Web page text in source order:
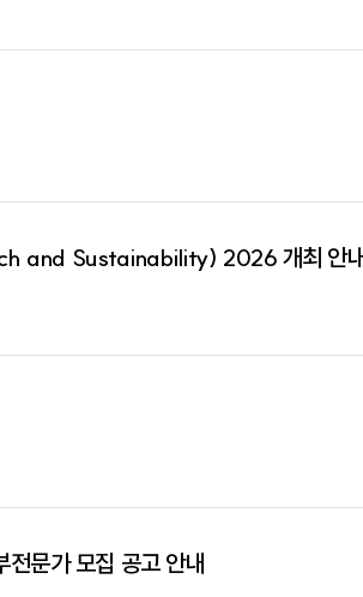
and Sustainability) 2026 개최 안
물자원관] 2026년 국립호남권생물자원관 환경 대응 분야 외부전문가 모집 공고 안내